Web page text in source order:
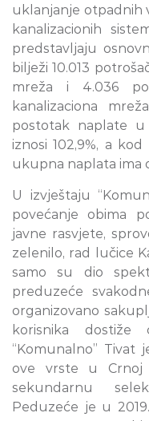
uklanjanje otpadnih
kanalizacionih
predstavljaju
bilježi 10.013
mreža i 4.036
kanalizaciona
postotak naplate u
iznosi 102,9%, a
ukupna naplata ima
U izvještaju
povećanje obima
javne rasvjete,
zelenilo, rad lučice
samo su dio
preduzeće
organizovano
korisnika
“Komunalno”
ove vrste u
sekundarnu
Peduzeće je u